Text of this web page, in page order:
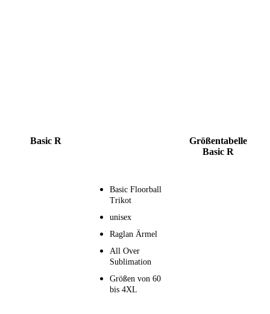
Basic R
Größentabelle
Basic R
Basic Floorball
Trikot
unisex
Raglan Ärmel
All Over
Sublimation
Größen von 60
bis 4XL